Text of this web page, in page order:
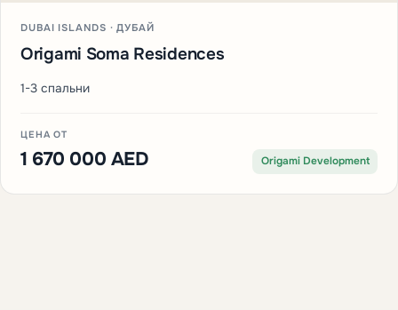
DUBAI ISLANDS · ДУБАЙ
Origami Soma Residences
1-3 спальни
ЦЕНА ОТ
1 670 000 AED Origami Development